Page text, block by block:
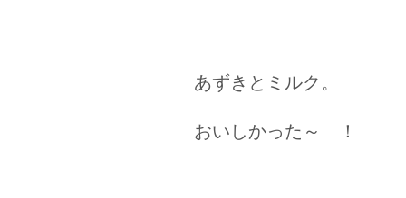
あずきとミルク。 一本
おいしかった～ ！